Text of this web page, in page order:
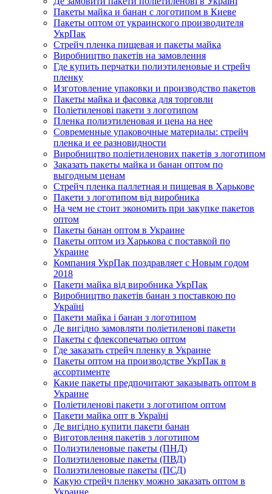
Пакеты майка и банан с логотипом в Киеве
Пакеты оптом от украинского производителя
УкрПак
Стрейч пленка пищевая и пакеты майка
Виробництво пакетів на замовлення
Где купить перчатки полиэтиленовые и стрейч
пленку
Изготовление упаковки и производство пакетов
Пакеты майка и фасовка для торговли
Поліетиленові пакети з логотипом
Пленка полиэтиленовая и цена на нее
Современные упаковочные материалы: стрейч
пленка и ее разновидности
Виробництво поліетиленових пакетів з логотипом
Заказать пакеты майка и банан оптом по
выгодным ценам
Стрейч пленка паллетная и пищевая в Харькове
Пакети з логотипом від виробника
На чем не стоит экономить при закупке пакетов
оптом
Пакеты банан оптом в Украине
Пакеты оптом из Харькова с поставкой по
Украине
Компания УкрПак поздравляет с Новым годом
2018
Пакети майка від виробника УкрПак
Виробництво пакетів банан з поставкою по
Україні
Пакети майка і банан з логотипом
Де вигідно замовляти поліетиленові пакети
Пакеты с флексопечатью оптом
Где заказать стрейч пленку в Украине
Пакеты оптом на производстве УкрПак в
ассортименте
Какие пакеты предпочитают заказывать оптом в
Украине
Поліетиленові пакети з логотипом оптом
Пакети майка опт в Україні
Де вигідно купити пакети банан
Виготовлення пакетів з логотипом
Полиэтиленовые пакеты (ПНД)
Полиэтиленовые пакеты (ПВД)
Полиэтиленовые пакеты (ПСД)
Какую стрейч пленку можно заказать оптом в
Украине